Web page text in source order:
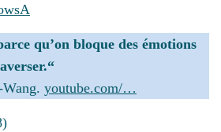
qu’on bloque des émotions
youtube.com/…